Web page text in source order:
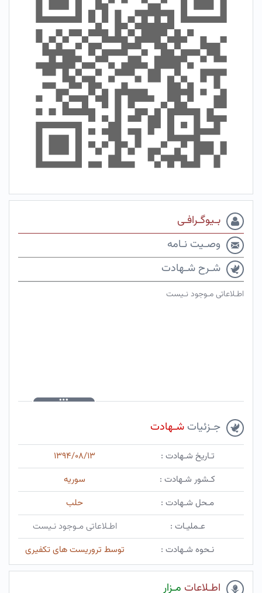
بـیوگـرافـی
وصـیت نـامه
شـرح شـهادت
اطـلاعاتی مـوجود نـیست
جـزئیات شـهادت
تـاریخ شـهادت :
۱۳۹۴/۰۸/۱۳
کـشور شـهادت :
سوریه
مـحل شـهادت :
حلب
عـملیـات :
اطـلاعاتی مـوجود نـیست
نـحوه شـهادت :
توسط تروریست های تکفیری
اطـلاعات مـزار